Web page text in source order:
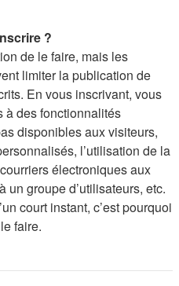
?
de le faire, mais les
limiter la publication de
En vous inscrivant, vous
à des fonctionnalités
disponibles aux visiteurs,
l’utilisation de la
électroniques aux
un groupe d’utilisateurs, etc.
court instant, c’est pourquoi
faire.